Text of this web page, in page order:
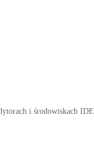
i środowiskach IDE.